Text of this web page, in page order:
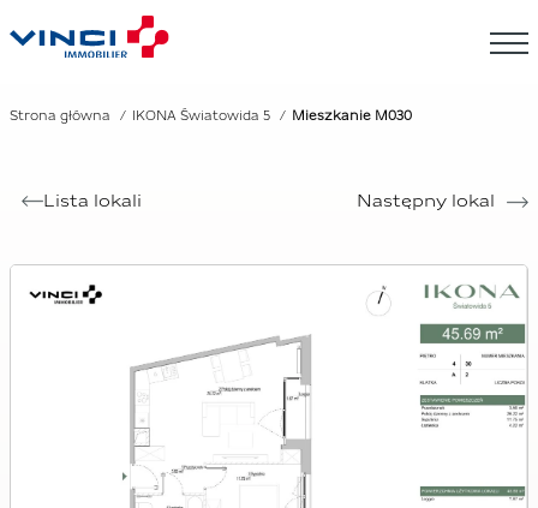
Strona główna IKONA Światowida 5 Mieszkanie M030
Lista lokali Następny lokal